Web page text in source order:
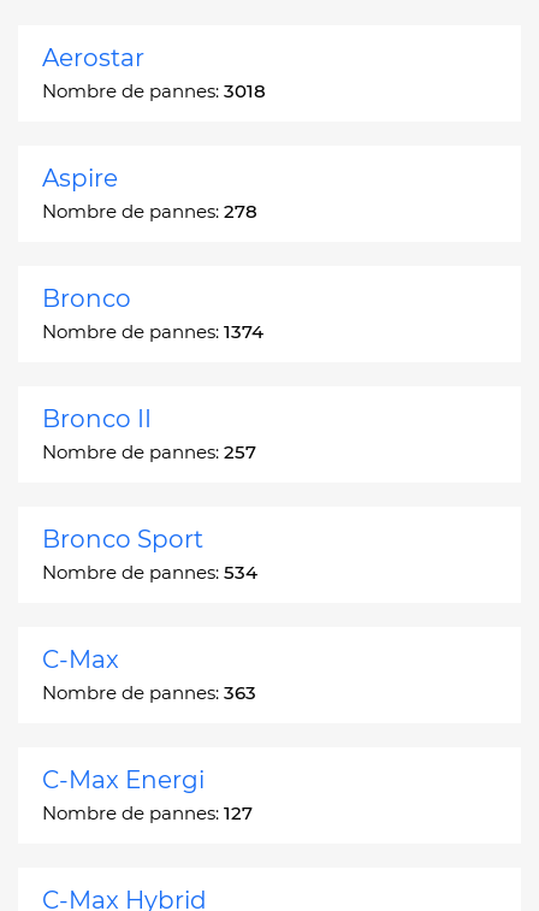
Aerostar
Nombre de pannes: 3018
Aspire
Nombre de pannes: 278
Bronco
Nombre de pannes: 1374
Bronco II
Nombre de pannes: 257
Bronco Sport
Nombre de pannes: 534
C-Max
Nombre de pannes: 363
C-Max Energi
Nombre de pannes: 127
C-Max Hybrid